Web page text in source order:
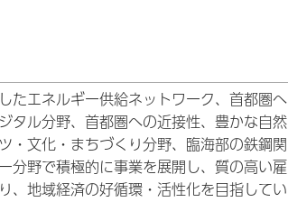
たエネルギー供給ネットワーク、首都圏へ
タル分野、首都圏への近接性、豊かな自然
・文化・まちづくり分野、臨海部の鉄鋼関
分野で積極的に事業を展開し、質の高い雇
、地域経済の好循環・活性化を目指してい